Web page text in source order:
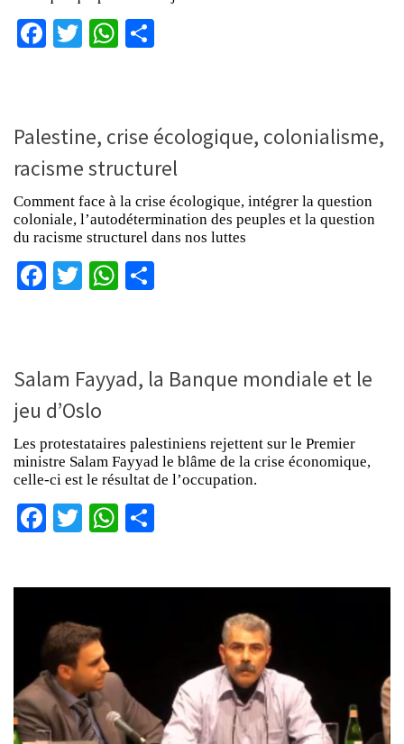
Facebook
TwitterWhatsApp
Palestine, crise écologique, colonialisme,
racisme structurel
Comment face à la crise écologique, intégrer la question
coloniale, l’autodétermination des peuples et la question
du racisme structurel dans nos luttes
Facebook
TwitterWhatsApp
Salam Fayyad, la Banque mondiale et le
jeu d’Oslo
Les protestataires palestiniens rejettent sur le Premier
ministre Salam Fayyad le blâme de la crise économique,
celle-ci est le résultat de l’occupation.
Facebook
TwitterWhatsApp